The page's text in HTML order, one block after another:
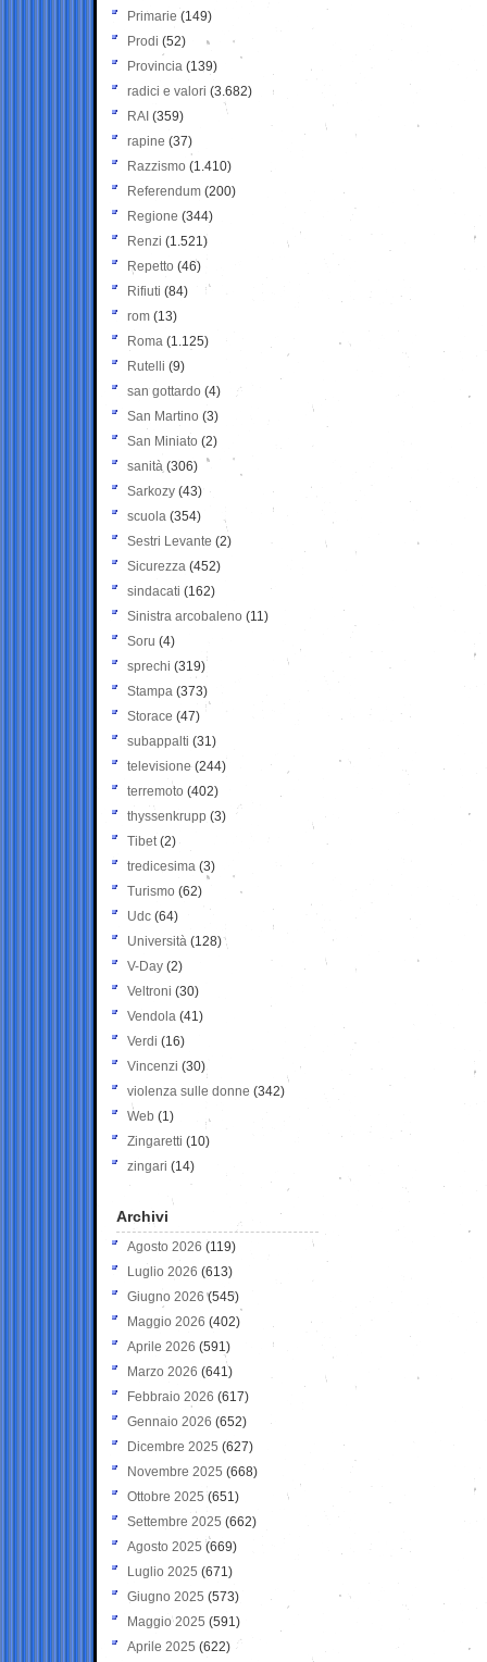
Primarie (149)
Prodi (52)
Provincia (139)
radici e valori (3.682)
RAI (359)
rapine (37)
Razzismo (1.410)
Referendum (200)
Regione (344)
Renzi (1.521)
Repetto (46)
Rifiuti (84)
rom (13)
Roma (1.125)
Rutelli (9)
san gottardo (4)
San Martino (3)
San Miniato (2)
sanità (306)
Sarkozy (43)
scuola (354)
Sestri Levante (2)
Sicurezza (452)
sindacati (162)
Sinistra arcobaleno (11)
Soru (4)
sprechi (319)
Stampa (373)
Storace (47)
subappalti (31)
televisione(244)
terremoto (402)
thyssenkrupp (3)
Tibet(2)
tredicesima (3)
Turismo (62)
Udc (64)
Università (128)
V-Day (2)
Veltroni (30)
Vendola (41)
Verdi (16)
Vincenzi (30)
violenza sulle donne (342)
Web (1)
Zingaretti (10)
zingari (14)
Archivi
Agosto 2026 (119)
Luglio 2026 (613)
Giugno 2026 (545)
Maggio 2026 (402)
Aprile 2026 (591)
Marzo 2026 (641)
Febbraio 2026 (617)
Gennaio 2026 (652)
Dicembre 2025 (627)
Novembre 2025 (668)
Ottobre 2025 (651)
Settembre 2025 (662)
Agosto 2025 (669)
Luglio 2025 (671)
Giugno 2025 (573)
Maggio 2025 (591)
Aprile 2025 (622)